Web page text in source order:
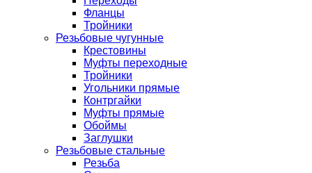
Фланцы
Тройники
Резьбовые чугунные
Крестовины
Муфты переходные
Тройники
Угольники прямые
Контргайки
Муфты прямые
Обоймы
Заглушки
Резьбовые стальные
Резьба